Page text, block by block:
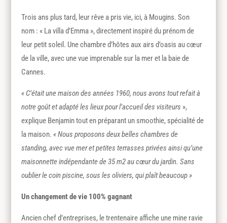
Trois ans plus tard, leur rêve a pris vie, ici, à Mougins. Son
nom : « La villa d’Emma », directement inspiré du prénom de
leur petit soleil. Une chambre d’hôtes aux airs d’oasis au cœur
de la ville, avec une vue imprenable sur la mer et la baie de
Cannes.
« C’était une maison des années 1960, nous avons tout refait à
notre goût et adapté les lieux pour l’accueil des visiteurs »,
explique Benjamin tout en préparant un smoothie, spécialité de
la maison.« Nous proposons deux belles chambres de
standing, avec vue mer et petites terrasses privées ainsi qu’une
maisonnette indépendante de 35 m2 au cœur du jardin. Sans
oublier le coin piscine, sous les oliviers, qui plaît beaucoup »
Un changement de vie 100% gagnant
Ancien chef d’entreprises, le trentenaire affiche une mine ravie